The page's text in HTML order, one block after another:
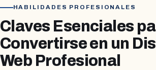
HABILIDADES PROFESIONALES
Claves Esenciales
Convertirse en un
Web Profesional